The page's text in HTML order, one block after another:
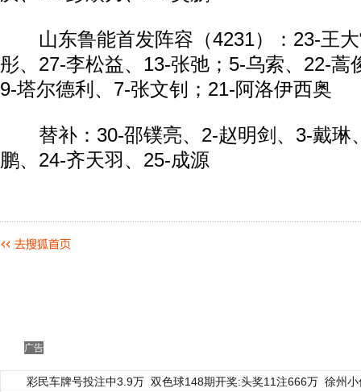
山东鲁能首发阵容（4231）：23-王大
彤、27-李松益、13-张弛；5-乌索、22-蒿
9-塔尔德利、7-张文钊；21-阿洛伊西奥
替补：30-邵镤亮、2-赵明剑、3-戴琳
鹏、24-齐天羽、25-成源
广告
彩民车牌号投注中3.9万 双色球148期开奖:头奖11注666万 徐州